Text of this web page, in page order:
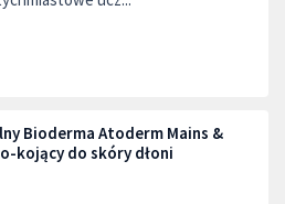
Bioderma Atoderm Mains &
kojący do skóry dłoni